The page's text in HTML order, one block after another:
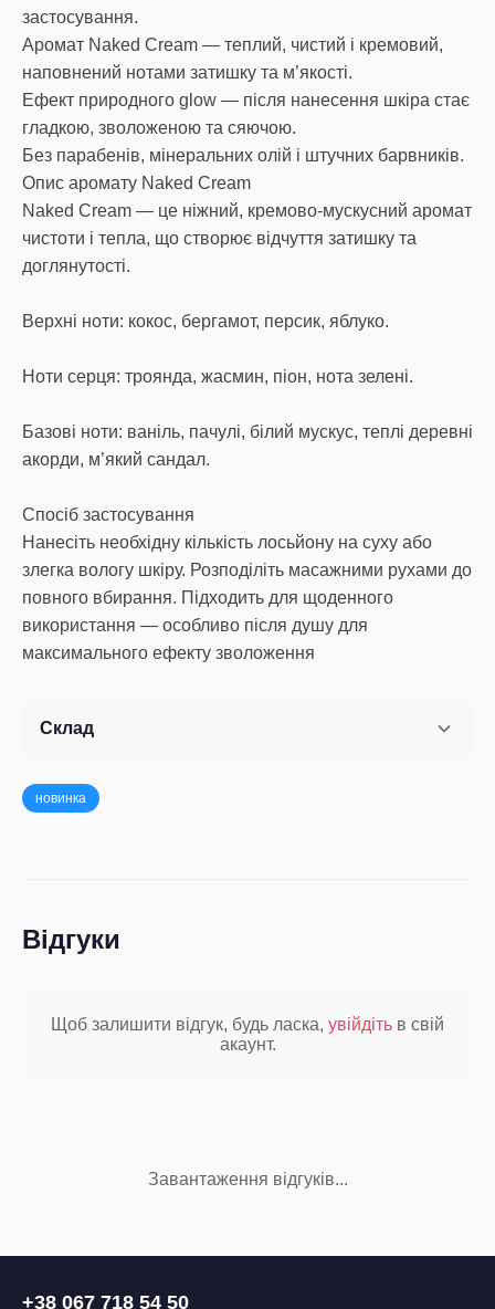
застосування.
Аромат Naked Cream — теплий, чистий і кремовий,
наповнений нотами затишку та м’якості.
Ефект природного glow — після нанесення шкіра стає
гладкою, зволоженою та сяючою.
Без парабенів, мінеральних олій і штучних барвників.
Опис аромату Naked Cream
Naked Cream — це ніжний, кремово-мускусний аромат
чистоти і тепла, що створює відчуття затишку та
доглянутості.
Верхні ноти: кокос, бергамот, персик, яблуко.
Ноти серця: троянда, жасмин, піон, нота зелені.
Базові ноти: ваніль, пачулі, білий мускус, теплі деревні
акорди, м’який сандал.
Спосіб застосування
Нанесіть необхідну кількість лосьйону на суху або
злегка вологу шкіру. Розподіліть масажними рухами до
повного вбирання. Підходить для щоденного
використання — особливо після душу для
максимального ефекту зволоження
Склад
новинка
Відгуки
Щоб залишити відгук, будь ласка, увійдіть в свій
акаунт.
Завантаження відгуків...
+38 067 718 54 50